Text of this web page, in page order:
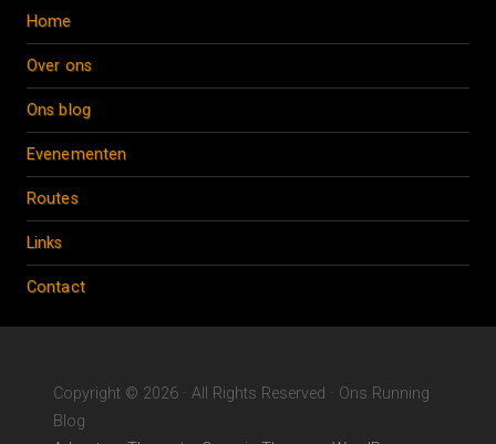
Home
Over ons
Ons blog
Evenementen
Routes
Links
Contact
Copyright © 2026 · All Rights Reserved · Ons Running
Blog